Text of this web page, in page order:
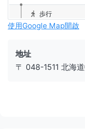
歩行
5 分
使用Google Map開啟
地址
〒 048-1511 北海